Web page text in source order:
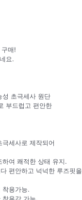
매!
요.
성 초극세사 원단
부드럽고 편안한
세사로 제작되어
여 쾌적한 상태 유지.
편안하고 넉넉한 루즈핏을
착용가능.